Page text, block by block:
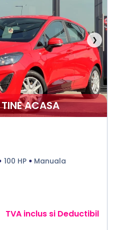
❯
TINE ACASA
100 HP Manuala
TVA inclus si Deductibil